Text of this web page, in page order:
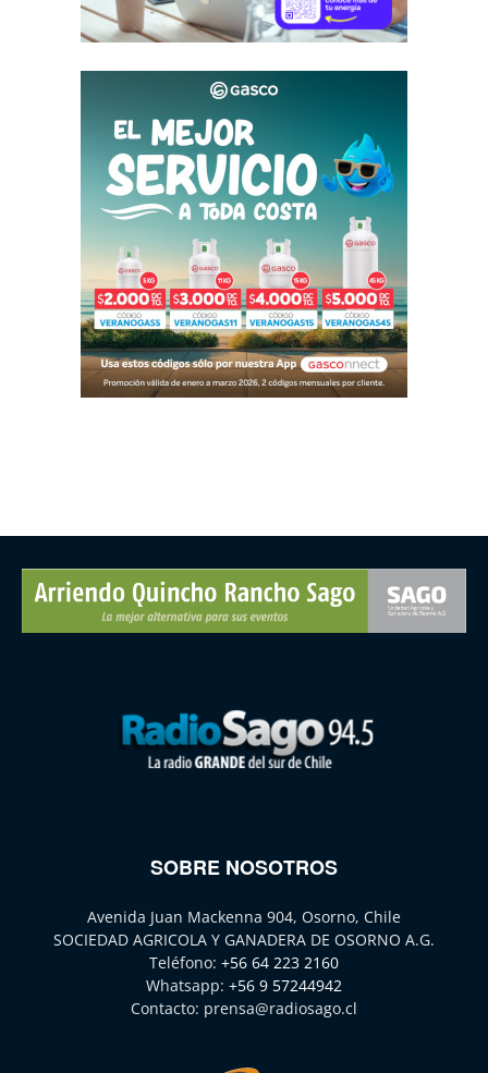
SOBRE NOSOTROS
Avenida Juan Mackenna 904, Osorno, Chile
SOCIEDAD AGRICOLA Y GANADERA DE OSORNO A.G.
Teléfono: +56 64 223 2160
Whatsapp: +56 9 57244942
Contacto: prensa@radiosago.cl